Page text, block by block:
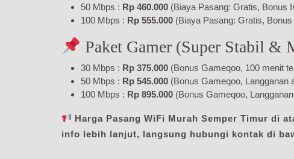
50 Mbps : Rp 460.000 (Biaya Pasang: Gratis, Bonus
100 Mbps : Rp 555.000 (Biaya Pasang: Gratis,
Paket Gamer (Super Stabil &
30 Mbps : Rp 375.000 (Bonus Gameqoo, 100 menit
50 Mbps : Rp 545.000 (Bonus Gameqoo, Langganan
100 Mbps : Rp 895.000 (Bonus Gameqoo,
Harga Pasang WiFi Murah Semper Timur di
info lebih lanjut, langsung hubungi kontak di